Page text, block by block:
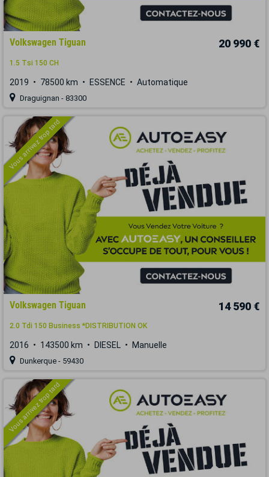
Volkswagen Tiguan 20 990 €
1.5 Tsi 150 CH
2019 78500 km ESSENCE Automatique
Draguignan - 83300
Vous arrivez trop tard
Volkswagen Tiguan 14 590 €
2.0 Tdi 150 Business *DISTRIBUTION OK
2016 143500 km DIESEL Manuelle
Dunkerque - 59430
Vous arrivez trop tard